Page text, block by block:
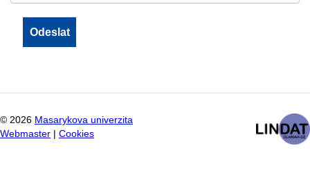
© 2026 Masarykova univerzita
Webmaster
Cookies